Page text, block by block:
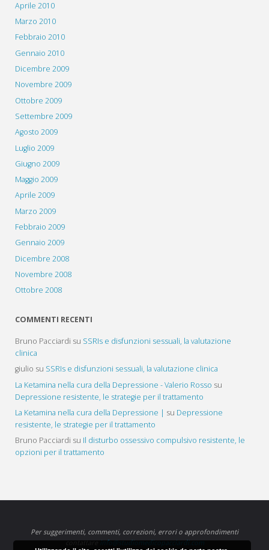
Aprile 2010
Marzo 2010
Febbraio 2010
Gennaio 2010
Dicembre 2009
Novembre 2009
Ottobre 2009
Settembre 2009
Agosto 2009
Luglio 2009
Giugno 2009
Maggio 2009
Aprile 2009
Marzo 2009
Febbraio 2009
Gennaio 2009
Dicembre 2008
Novembre 2008
Ottobre 2008
COMMENTI RECENTI
Bruno Pacciardi su SSRIs e disfunzioni sessuali, la valutazione
clinica
giulio su SSRIs e disfunzioni sessuali, la valutazione clinica
La Ketamina nella cura della Depressione - Valerio Rosso su
Depressione resistente, le strategie per il trattamento
La Ketamina nella cura della Depressione | su Depressione
resistente, le strategie per il trattamento
Bruno Pacciardi su Il disturbo ossessivo compulsivo resistente, le
opzioni per il trattamento
Per suggerimenti, commenti, correzioni, errori o approfondimenti
contattareinfo@studiomedicopacciardi.com